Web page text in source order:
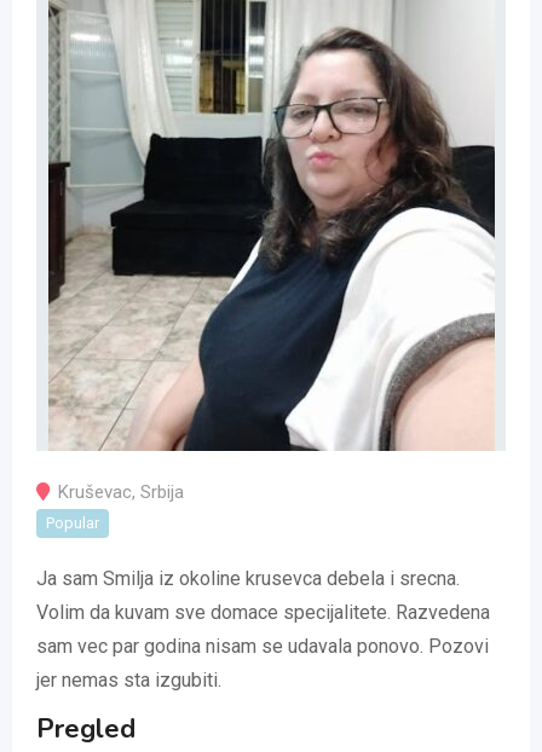
Kruševac, Srbija
Popular
Ja sam Smilja iz okoline krusevca debela i srecna.
Volim da kuvam sve domace specijalitete. Razvedena
sam vec par godina nisam se udavala ponovo. Pozovi
jer nemas sta izgubiti.
Pregled